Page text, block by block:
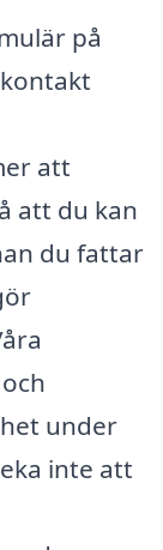
på
att
att du kan
du fattar
under
inte att